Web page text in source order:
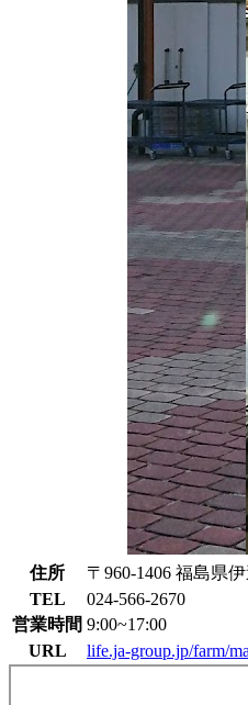
住所
〒960-1406 福島県
TEL
024-566-2670
営業時間 9:00~17:00
URL
life.ja-group.jp/farm/